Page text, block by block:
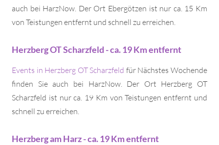
auch bei HarzNow. Der Ort Ebergötzen ist nur ca. 15 Km
von Teistungen entfernt und schnell zu erreichen.
Herzberg OT Scharzfeld - ca. 19 Km entfernt
Events in Herzberg OT Scharzfeld für Nächstes Wochende
finden Sie auch bei HarzNow. Der Ort Herzberg OT
Scharzfeld ist nur ca. 19 Km von Teistungen entfernt und
schnell zu erreichen.
Herzberg am Harz - ca. 19 Km entfernt